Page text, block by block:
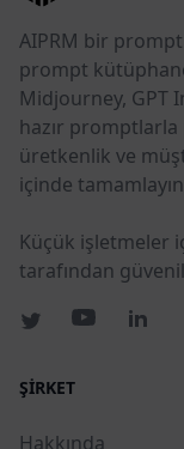
AIPRM bir
prompt
Midjourney, GPT
hazır promptlarla
üretkenlik ve
içinde
Küçük işletmeler
tarafından
ŞIRKET
Hakkında